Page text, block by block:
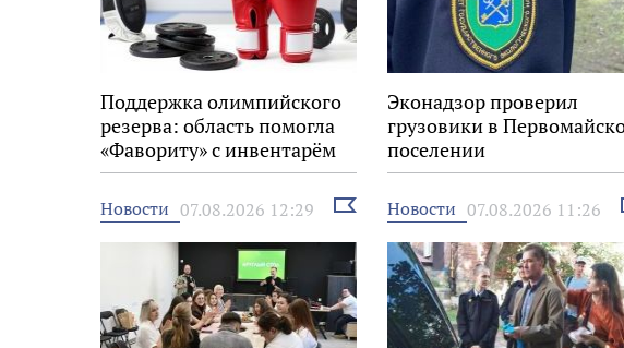
Поддержка олимпийского
резерва: область помогла
«Фавориту» с инвентарём
Эконадзор проверил
грузовики в
поселении
Новости 07.08.2026 12:29
Выбрать
новость
Новости 07.08.2026 11:26